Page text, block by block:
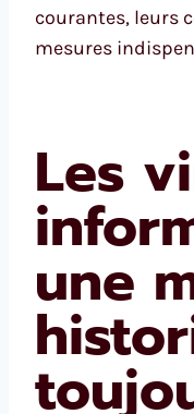
courantes, leurs
mesures
Les
une